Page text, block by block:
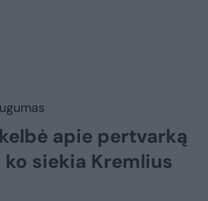
apie pertvarką
siekia Kremlius